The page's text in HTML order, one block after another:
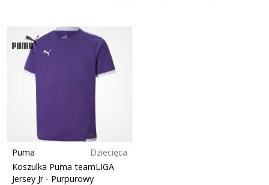
Puma
Dziecięca
Koszulka Puma teamLIGA
Jersey Jr - Purpurowy